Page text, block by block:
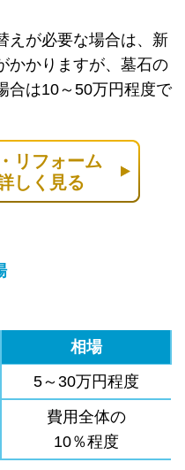
えが必要な場合は、新
かかりますが、墓石の
合は10～50万円程度で
リフォーム
しく見る
相場
5～30万円程度
費用全体の
10％程度